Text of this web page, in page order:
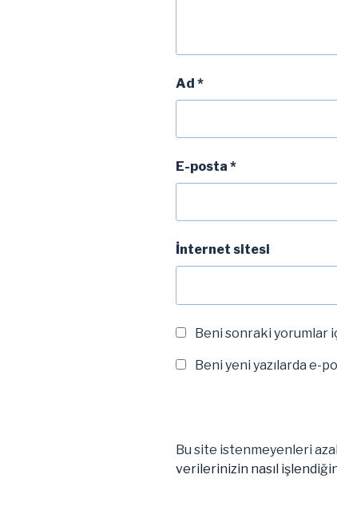
Ad *
E-posta *
İnternet sitesi
Beni sonraki yorumlar
Beni yeni yazılarda e-
Bu site istenmeyenleri
verilerinizin nasıl